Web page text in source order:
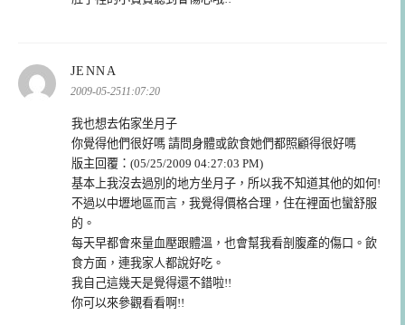
JENNA
示:
2009-05-2511:07:20
我也想去佑家坐月子
你覺得他們很好嗎 請問身體或飲食她們都照顧得很好嗎
版主回覆：(05/25/2009 04:27:03 PM)
基本上我沒去過別的地方坐月子，所以我不知道其他的如何!
不過以中壢地區而言，我覺得價格合理，住在裡面也蠻舒服
的。
每天早都會來量血壓跟體溫，也會幫我看剖腹產的傷口。飲
食方面，連我家人都說好吃。
我自己這幾天是覺得還不錯啦!!
你可以來參觀看看啊!!